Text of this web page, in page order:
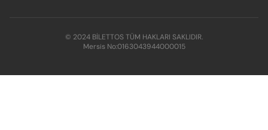
© 2024 BİLETTOS TÜM HAKLARI SAKLIDIR.
Mersis No:0163043944000015